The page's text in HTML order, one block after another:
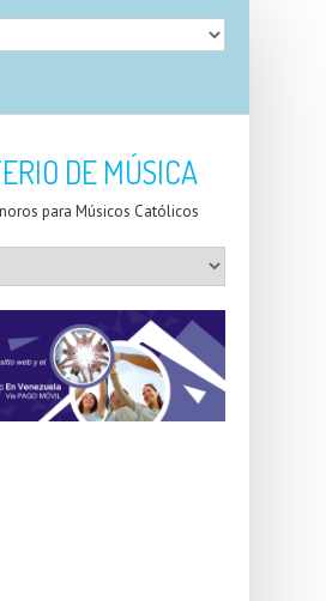
DE MÚSICA
para Músicos Católicos